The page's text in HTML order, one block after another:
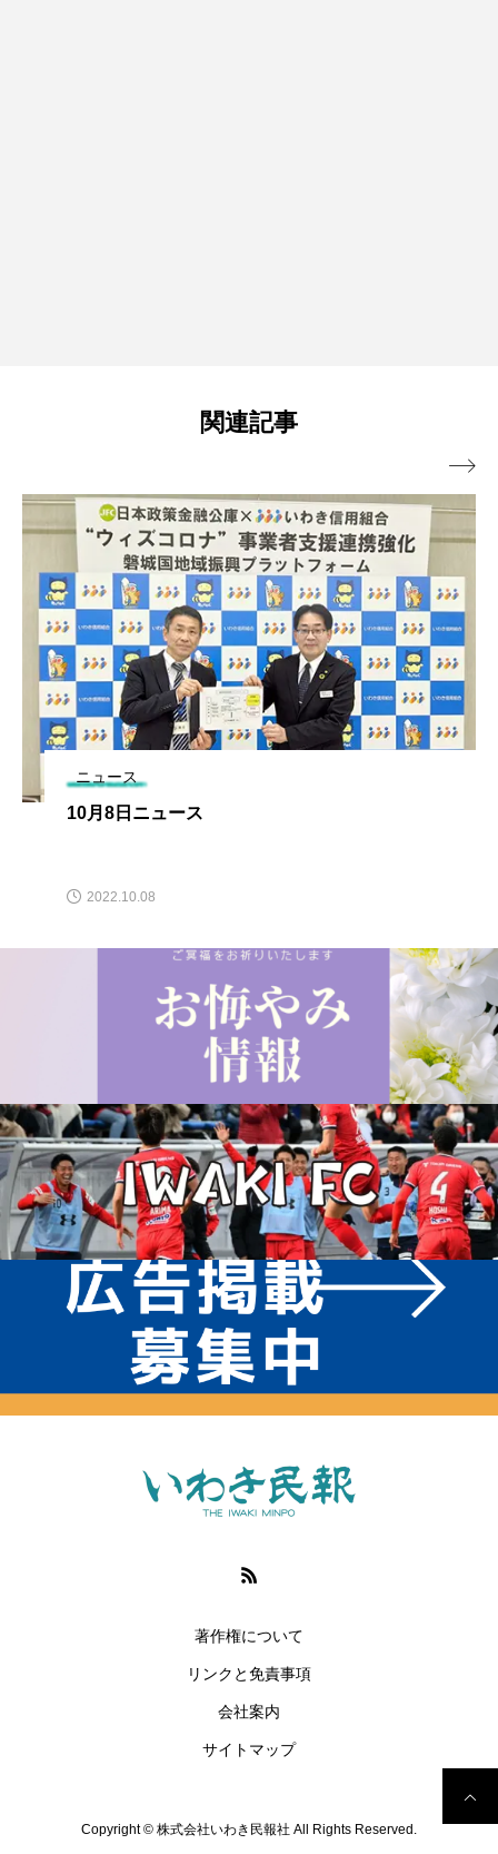
関連記事
ニュース
10月8日ニュース
2022.10.08

著作権について
リンクと免責事項
会社案内
サイトマップ
Copyright © 株式会社いわき民報社 All Rights Reserved.